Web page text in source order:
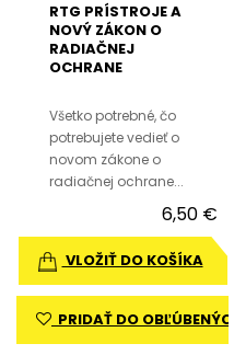
RTG PRÍSTROJE A
NOVÝ ZÁKON O
RADIAČNEJ
OCHRANE
Všetko potrebné, čo
potrebujete vedieť o
novom zákone o
radiačnej ochrane...
6,50 €
VLOŽIŤ DO KOŠÍKA
PRIDAŤ DO OBĽÚBENÝCH